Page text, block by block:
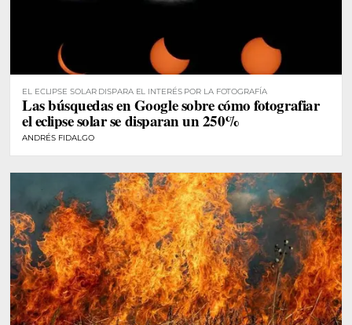
EL ECLIPSE SOLAR DISPARA EL INTERÉS POR LA FOTOGRAFÍA
Las búsquedas en Google sobre cómo fotografiar
el eclipse solar se disparan un 250%
ANDRÉS FIDALGO